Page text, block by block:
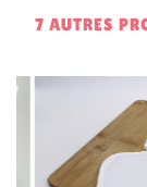
7 AUTRES